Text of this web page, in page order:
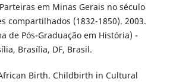
em Minas Gerais no século
compartilhados (1832-1850). 2003.
de Pós-Graduação em História) -
Brasília, DF, Brasil.
African Birth. Childbirth in Cultural